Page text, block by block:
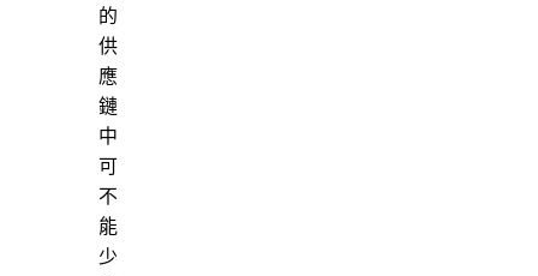
的
供
應
鏈
中
可
不
能
少